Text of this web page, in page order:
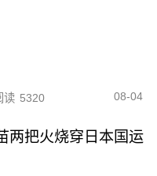
读 5320 08-04
两把火烧穿日本国运